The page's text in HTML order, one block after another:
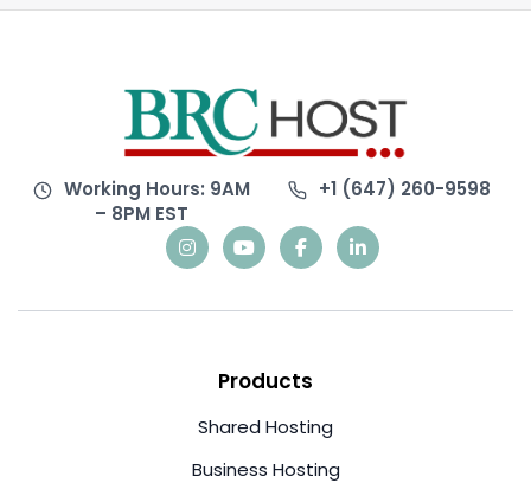
Working Hours: 9AM
– 8PM EST
+1 (647) 260-9598
Products
Shared Hosting
Business Hosting